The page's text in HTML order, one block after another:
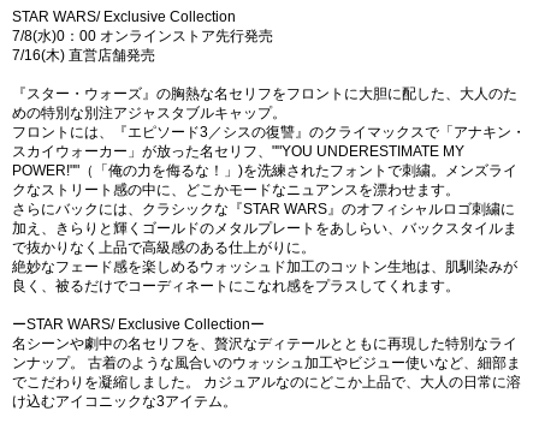
STAR WARS/ Exclusive Collection
7/8(水)0：00 オンラインストア先行発売
7/16(木) 直営店舗発売
『スター・ウォーズ』の胸熱な名セリフをフロントに大胆に配した、大人のた
めの特別な別注アジャスタブルキャップ。
フロントには、『エピソード3／シスの復讐』のクライマックスで「アナキン・
スカイウォーカー」が放った名セリフ、""YOU UNDERESTIMATE MY
POWER!""（「俺の力を侮るな！」)を洗練されたフォントで刺繍。メンズライ
クなストリート感の中に、どこかモードなニュアンスを漂わせます。
さらにバックには、クラシックな『STAR WARS』のオフィシャルロゴ刺繍に
加え、きらりと輝くゴールドのメタルプレートをあしらい、バックスタイルま
で抜かりなく上品で高級感のある仕上がりに。
絶妙なフェード感を楽しめるウォッシュド加工のコットン生地は、肌馴染みが
良く、被るだけでコーディネートにこなれ感をプラスしてくれます。
ーSTAR WARS/ Exclusive Collectionー
名シーンや劇中の名セリフを、贅沢なディテールとともに再現した特別なライ
ンナップ。 古着のような風合いのウォッシュ加工やビジュー使いなど、細部ま
でこだわりを凝縮しました。 カジュアルなのにどこか上品で、大人の日常に溶
け込むアイコニックな3アイテム。